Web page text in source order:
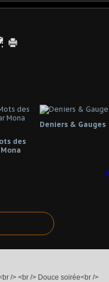
des
Deniers & Gauges
/> <br /> Douce soirée<br />